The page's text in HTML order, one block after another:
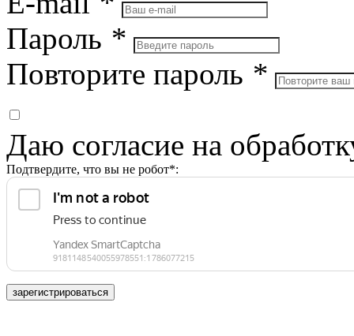
Пароль *
Повторите пароль *
Даю согласие на
Подтвердите, что вы не робот*:
зарегистрироваться